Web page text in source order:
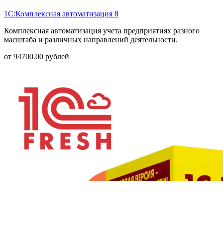
1С:Комплексная автоматизация 8
Комплексная автоматизация учета предприятиях разного
масштаба и различных направлений деятельности.
от 94700.00 рублей